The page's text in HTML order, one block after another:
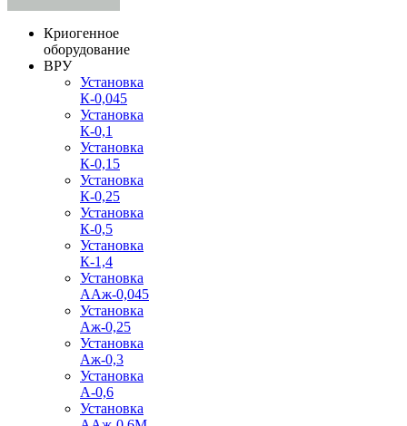
Криогенное
оборудование
ВРУ
Установка
К-0,045
Установка
К-0,1
Установка
К-0,15
Установка
К-0,25
Установка
К-0,5
Установка
К-1,4
Установка
ААж-0,045
Установка
Аж-0,25
Установка
Аж-0,3
Установка
А-0,6
Установка